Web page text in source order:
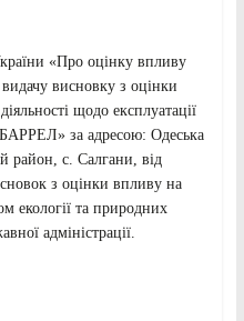
«Про оцінку впливу
висновку з оцінки
щодо експлуатації
за адресою: Одеська
район, с. Салгани, від
з оцінки впливу на
екології та природних
адміністрації.